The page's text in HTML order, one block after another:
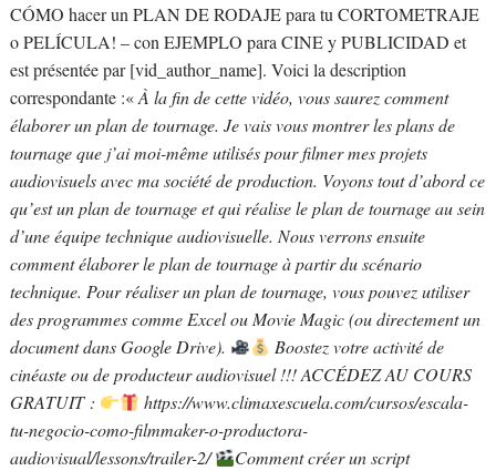
CÓMO hacer un PLAN DE RODAJE para tu CORTOMETRAJE
o PELÍCULA! – con EJEMPLO para CINE y PUBLICIDAD et
est présentée par [vid_author_name]. Voici la description
correspondante :«À la fin de cette vidéo, vous saurez comment
élaborer un plan de tournage. Je vais vous montrer les plans de
tournage que j’ai moi-même utilisés pour filmer mes projets
audiovisuels avec ma société de production. Voyons tout d’abord ce
qu’est un plan de tournage et qui réalise le plan de tournage au sein
d’une équipe technique audiovisuelle. Nous verrons ensuite
comment élaborer le plan de tournage à partir du scénario
technique. Pour réaliser un plan de tournage, vous pouvez utiliser
des programmes comme Excel ou Movie Magic (ou directement un
document dans Google Drive).
Boostez votre activité de
cinéaste ou de producteur audiovisuel !!! ACCÉDEZ AU COURS
GRATUIT :
https://www.climaxescuela.com/cursos/escala-
tu-negocio-como-filmmaker-o-productora-
audiovisual/lessons/trailer-2/
Comment créer un script